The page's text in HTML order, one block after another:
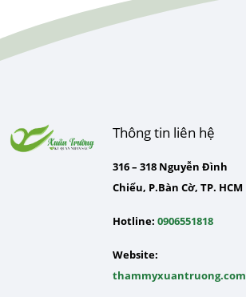
Thông tin liên hệ
316 – 318 Nguyễn Đình
Chiểu, P.Bàn Cờ, TP. HCM
Hotline: 0906551818
Website:
thammyxuantruong.com